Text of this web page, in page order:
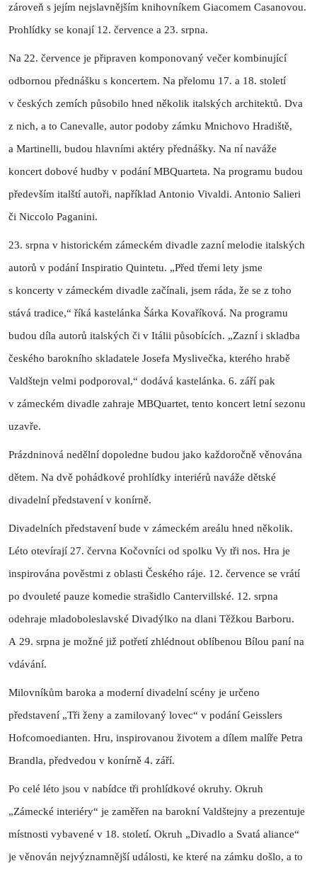
zároveň s jejím nejslavnějším knihovníkem Giacomem Casanovou.
Prohlídky se konají 12. července a 23. srpna.
Na 22. července je připraven komponovaný večer kombinující
odbornou přednášku s koncertem. Na přelomu 17. a 18. století
v českých zemích působilo hned několik italských architektů. Dva
z nich, a to Canevalle, autor podoby zámku Mnichovo Hradiště,
a Martinelli, budou hlavními aktéry přednášky. Na ní naváže
koncert dobové hudby v podání MBQuarteta. Na programu budou
především italští autoři, například Antonio Vivaldi. Antonio Salieri
či Niccolo Paganini.
23. srpna v historickém zámeckém divadle zazní melodie italských
autorů v podání Inspiratio Quintetu. „Před třemi lety jsme
s koncerty v zámeckém divadle začínali, jsem ráda, že se z toho
stává tradice,“ říká kastelánka Šárka Kovaříková. Na programu
budou díla autorů italských či v Itálii působících. „Zazní i skladba
českého barokního skladatele Josefa Myslivečka, kterého hrabě
Valdštejn velmi podporoval,“ dodává kastelánka. 6. září pak
v zámeckém divadle zahraje MBQuartet, tento koncert letní sezonu
uzavře.
Prázdninová nedělní dopoledne budou jako každoročně věnována
dětem. Na dvě pohádkové prohlídky interiérů naváže dětské
divadelní představení v konírně.
Divadelních představení bude v zámeckém areálu hned několik.
Léto otevírají 27. června Kočovníci od spolku Vy tři nos. Hra je
inspirována pověstmi z oblasti Českého ráje. 12. července se vrátí
po dvouleté pauze komedie strašidlo Cantervillské. 12. srpna
odehraje mladoboleslavské Divadýlko na dlani Těžkou Barboru.
A 29. srpna je možné již potřetí zhlédnout oblíbenou Bílou paní na
vdávání.
Milovníkům baroka a moderní divadelní scény je určeno
představení „Tři ženy a zamilovaný lovec“ v podání Geisslers
Hofcomoedianten. Hru, inspirovanou životem a dílem malíře Petra
Brandla, předvedou v konírně 4. září.
Po celé léto jsou v nabídce tři prohlídkové okruhy. Okruh
„Zámecké interiéry“ je zaměřen na barokní Valdštejny a prezentuje
místnosti vybavené v 18. století. Okruh „Divadlo a Svatá aliance“
je věnován nejvýznamnější události, ke které na zámku došlo, a to